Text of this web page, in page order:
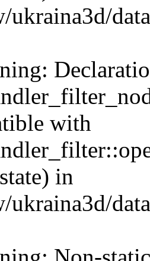
ukraina3d/
with
in